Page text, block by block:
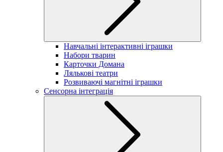
Навчальні інтерактивні іграшки
Набори тварин
Карточки Домана
Лялькові театри
Розвиваючі магнітні іграшки
Сенсорна інтеграція